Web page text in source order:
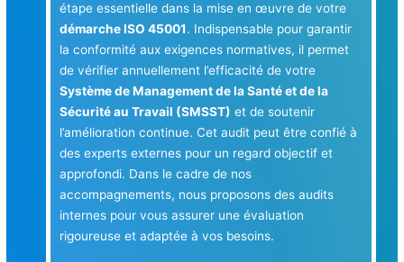
étape essentielle dans la mise en œuvre de votre
démarche ISO 45001. Indispensable pour garantir
la conformité aux exigences normatives, il permet
de vérifier annuellement l’efficacité de votre
Système de Management de la Santé et de la
Sécurité au Travail (SMSST) et de soutenir
l’amélioration continue. Cet audit peut être confié à
des experts externes pour un regard objectif et
approfondi. Dans le cadre de nos
accompagnements, nous proposons des audits
internes pour vous assurer une évaluation
rigoureuse et adaptée à vos besoins.